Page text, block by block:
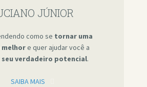
JÚNIOR
como se tornar uma
melhore quer ajudar você a
verdadeiro potencial.
SAIBA MAIS